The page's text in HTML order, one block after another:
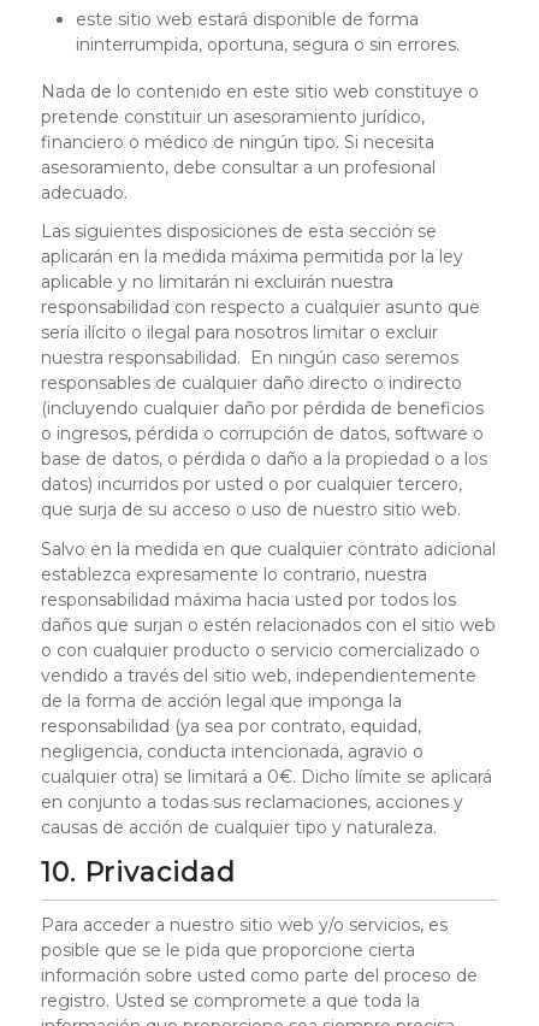
este sitio web estará disponible de forma
ininterrumpida, oportuna, segura o sin errores.
Nada de lo contenido en este sitio web constituye o
pretende constituir un asesoramiento jurídico,
financiero o médico de ningún tipo. Si necesita
asesoramiento, debe consultar a un profesional
adecuado.
Las siguientes disposiciones de esta sección se
aplicarán en la medida máxima permitida por la ley
aplicable y no limitarán ni excluirán nuestra
responsabilidad con respecto a cualquier asunto que
sería ilícito o ilegal para nosotros limitar o excluir
nuestra responsabilidad. En ningún caso seremos
responsables de cualquier daño directo o indirecto
(incluyendo cualquier daño por pérdida de beneficios
o ingresos, pérdida o corrupción de datos, software o
base de datos, o pérdida o daño a la propiedad o a los
datos) incurridos por usted o por cualquier tercero,
que surja de su acceso o uso de nuestro sitio web.
Salvo en la medida en que cualquier contrato adicional
establezca expresamente lo contrario, nuestra
responsabilidad máxima hacia usted por todos los
daños que surjan o estén relacionados con el sitio web
o con cualquier producto o servicio comercializado o
vendido a través del sitio web, independientemente
de la forma de acción legal que imponga la
responsabilidad (ya sea por contrato, equidad,
negligencia, conducta intencionada, agravio o
cualquier otra) se limitará a 0€. Dicho límite se aplicará
en conjunto a todas sus reclamaciones, acciones y
causas de acción de cualquier tipo y naturaleza.
10. Privacidad
Para acceder a nuestro sitio web y/o servicios, es
posible que se le pida que proporcione cierta
información sobre usted como parte del proceso de
registro. Usted se compromete a que toda la